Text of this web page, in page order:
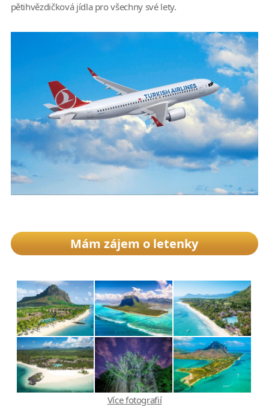
pětihvězdičková jídla pro všechny své lety.
Mám zájem o letenky
Více fotografií